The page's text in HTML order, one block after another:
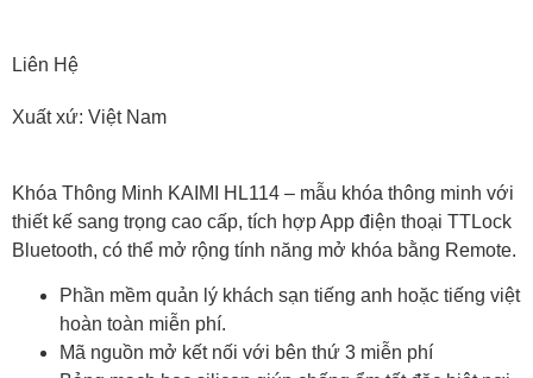
Liên Hệ
Xuất xứ: Việt Nam
Khóa Thông Minh KAIMI HL114 – mẫu khóa thông minh với
thiết kế sang trọng cao cấp, tích hợp App điện thoại TTLock
Bluetooth, có thể mở rộng tính năng mở khóa bằng Remote.
Phần mềm quản lý khách sạn tiếng anh hoặc tiếng việt
hoàn toàn miễn phí.
Mã nguồn mở kết nối với bên thứ 3 miễn phí